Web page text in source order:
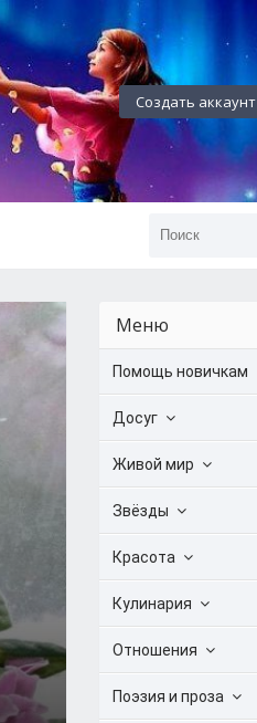
Создать аккаунт
Меню
Помощь новичкам
Досуг
Живой мир
Звёзды
Красота
Кулинария
Отношения
Поэзия и проза